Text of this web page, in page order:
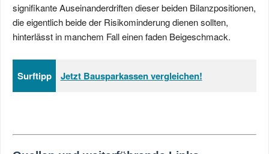
signifikante Auseinanderdriften dieser beiden Bilanzpositionen,
die eigentlich beide der Risikominderung dienen sollten,
hinterlässt in manchem Fall einen faden Beigeschmack.
Surftipp Jetzt Bausparkassen vergleichen!